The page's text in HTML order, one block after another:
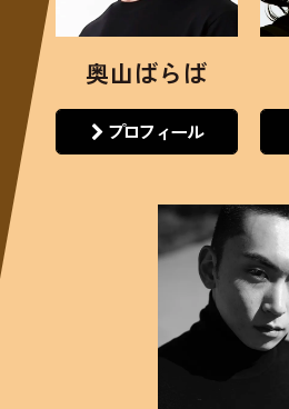
奥山ばらば
プロフィール